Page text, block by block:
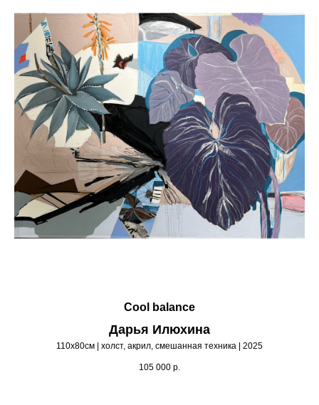
Cool balance
Дарья Илюхина
110х80см | холст, акрил, смешанная техника | 2025
105 000 р.